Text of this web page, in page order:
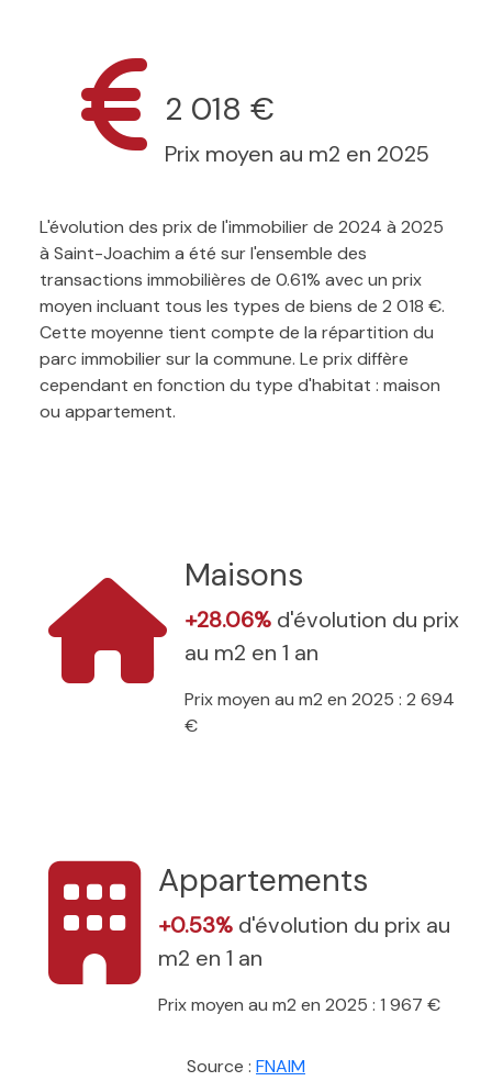
2 018 €
Prix moyen au m2 en 2025
L'évolution des prix de l'immobilier de 2024 à 2025
à Saint-Joachim a été sur l'ensemble des
transactions immobilières de 0.61% avec un prix
moyen incluant tous les types de biens de 2 018 €.
Cette moyenne tient compte de la répartition du
parc immobilier sur la commune. Le prix diffère
cependant en fonction du type d'habitat : maison
ou appartement.
Maisons
+28.06% d'évolution du prix
au m2 en 1 an
Prix moyen au m2 en 2025 : 2 694
€
Appartements
+0.53% d'évolution du prix au
m2 en 1 an
Prix moyen au m2 en 2025 : 1 967 €
Source : FNAIM